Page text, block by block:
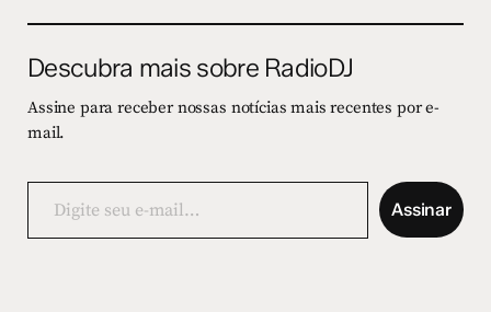
Descubra mais sobre RadioDJ
Assine para receber nossas notícias mais recentes por e-
mail.
mail…
Assinar